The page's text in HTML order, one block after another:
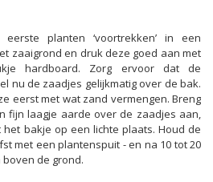
planten ‘voortrekken’ in een
zaaigrond en druk deze goed aan met
hardboard. Zorg ervoor dat de
nu de zaadjes gelijkmatig over de bak.
eerst met wat zand vermengen. Breng
fijn laagje aarde over de zaadjes aan,
bakje op een lichte plaats. Houd de
met een plantenspuit - en na 10 tot 20
de grond.